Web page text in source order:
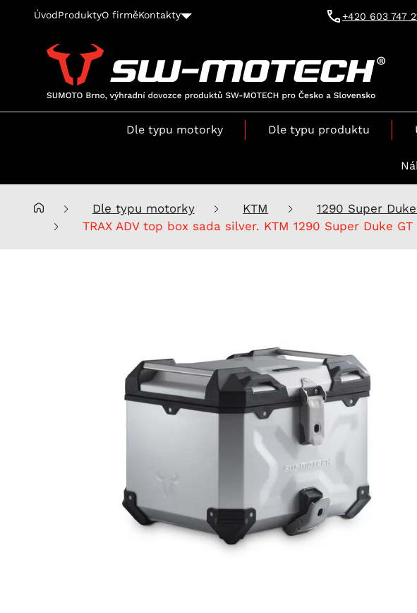
ÚvodProduktyO firměKontakty +420 603 747
SUMOTO
Brno,
výhradní
Česko
Dle typu motorky Dle typu produktu
Dle typu motorky KTM 1290 Super
TRAX ADV top box sada silver. KTM 1290 Super Duke GT